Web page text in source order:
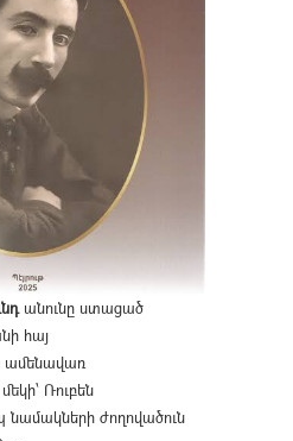
անունը ստացած
հայ
ամենավառ
Ռուբեն
ժողովածուն